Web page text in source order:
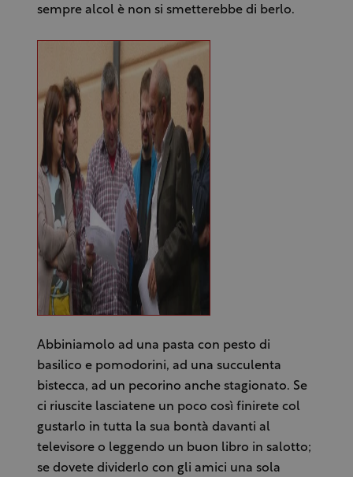
sempre alcol è non si smetterebbe di berlo.
Abbiniamolo ad una pasta con pesto di
basilico e pomodorini, ad una succulenta
bistecca, ad un pecorino anche stagionato. Se
ci riuscite lasciatene un poco così finirete col
gustarlo in tutta la sua bontà davanti al
televisore o leggendo un buon libro in salotto;
se dovete dividerlo con gli amici una sola